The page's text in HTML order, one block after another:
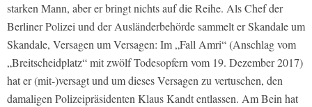
starken Mann, aber er bringt nichts auf die Reihe. Als Chef der
Berliner Polizei und der Ausländerbehörde sammelt er Skandale um
Skandale, Versagen um Versagen: Im „Fall Amri“ (Anschlag vom
„Breitscheidplatz“ mit zwölf Todesopfern vom 19. Dezember 2017)
hat er (mit-)versagt und um dieses Versagen zu vertuschen, den
damaligen Polizeipräsidenten Klaus Kandt entlassen. Am Bein hat